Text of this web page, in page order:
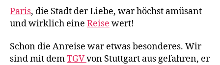
Paris, die Stadt der Liebe, war höchst amüsant
und wirklich eine Reise wert!
Schon die Anreise war etwas besonderes. Wir
sind mit demTGVvon Stuttgart aus gefahren, er